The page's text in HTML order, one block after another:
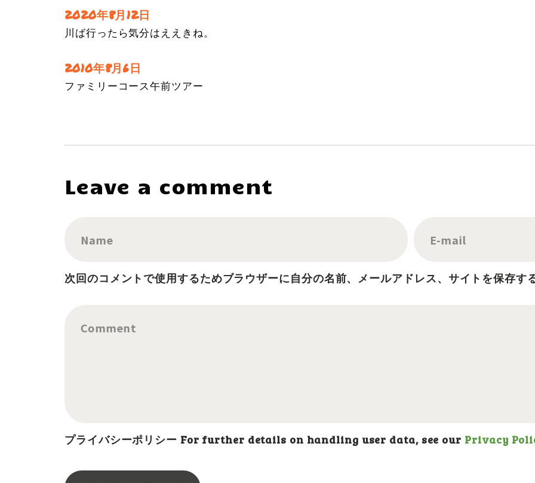
2020年8月12日
川ば行ったら気分はええきね。
2010年8月6日
ファミリーコース午前ツアー
Leave a comment
Name E-mail
次回のコメントで使用するためブラウザーに自分の名前、メールアドレス、サイトを保存する
Comment
プライバシーポリシー For further details on handling user data, see our Privacy